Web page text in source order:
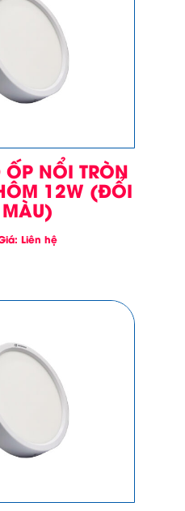
ỐP NỔI TRÒN
12W (ĐỔI
MÀU)
Liên hệ